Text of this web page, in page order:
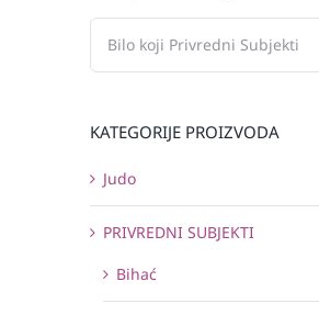
KATEGORIJE PROIZVODA
Judo
PRIVREDNI SUBJEKTI
Bihać